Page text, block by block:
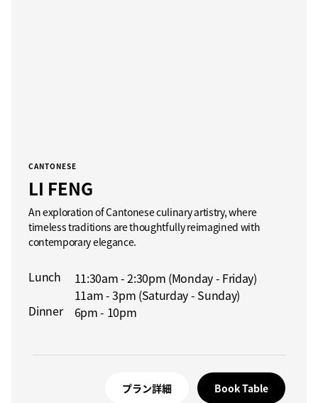
CANTONESE
LI FENG
An exploration of Cantonese culinary artistry, where
timeless traditions are thoughtfully reimagined with
contemporary elegance.
Lunch
11:30am - 2:30pm (Monday - Friday)
11am - 3pm (Saturday - Sunday)
Dinner
6pm - 10pm
プラン詳細 Book Table